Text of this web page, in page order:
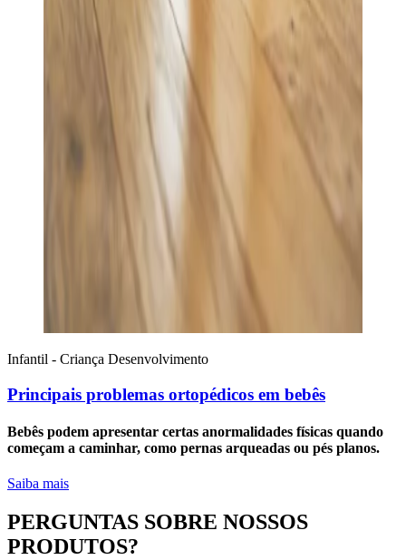
Infantil - Criança Desenvolvimento
Principais problemas ortopédicos em bebês
Bebês podem apresentar certas anormalidades físicas quando
começam a caminhar, como pernas arqueadas ou pés planos.
Saiba mais
PERGUNTAS SOBRE NOSSOS
PRODUTOS?